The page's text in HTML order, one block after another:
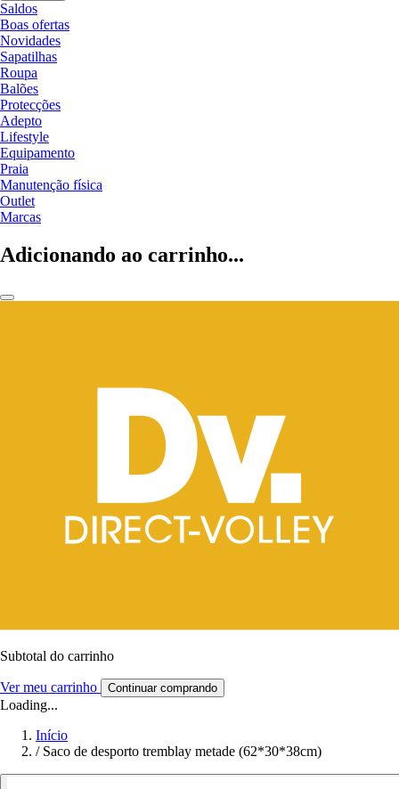
Saldos
Boas ofertas
Novidades
Sapatilhas
Roupa
Balões
Protecções
Adepto
Lifestyle
Equipamento
Praia
Manutenção física
Outlet
Marcas
Adicionando ao carrinho...
Subtotal do carrinho
Ver meu carrinho Continuar comprando
Loading...
Início
/ Saco de desporto tremblay metade (62*30*38cm)